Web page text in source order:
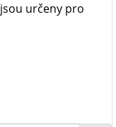
určeny pro